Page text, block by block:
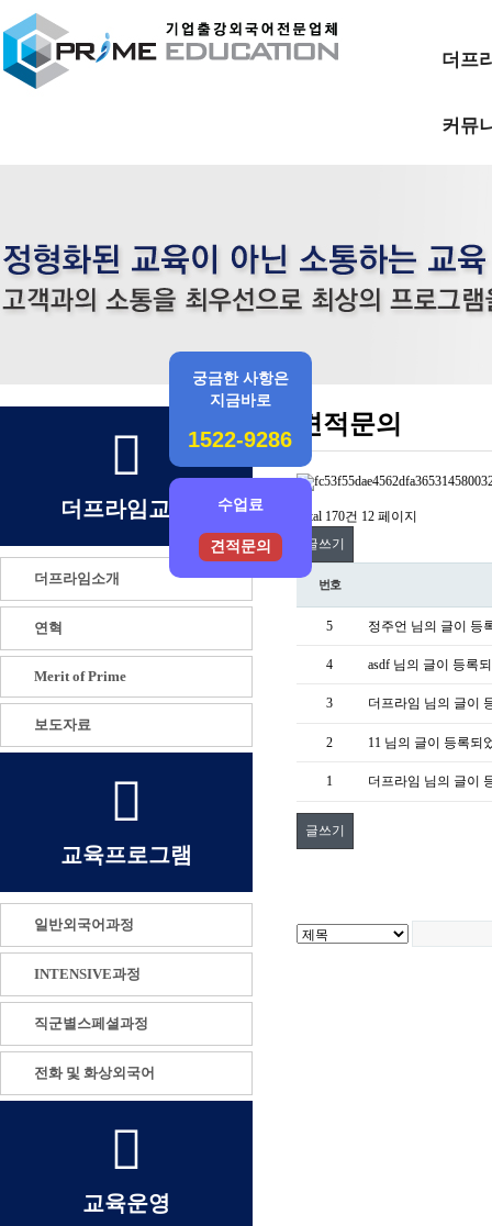
궁금한 사항은
지금바로
1522-9286
수업료
견적문의
더프
커뮤
더프라임교육
더프라임소개
연혁
Merit of Prime
보도자료
교육프로그램
일반외국어과정
INTENSIVE과정
직군별스페셜과정
전화 및 화상외국어
교육운영
견적문의
Total 170건 12 페이지
글쓰기
번호
5 정주언 님의 글이 등
4 asdf 님의 글이 등록
3 더프라임 님의 글이
2 11 님의 글이 등록되
1 더프라임 님의 글이
글쓰기